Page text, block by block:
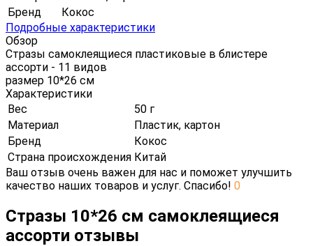
Бренд
Кокос
Подробные характеристики
Обзор
Стразы самоклеящиеся пластиковые в блистере
ассорти - 11 видов
размер 10*26 см
Характеристики
Вес
50 г
Материал
Пластик, картон
Бренд
Кокос
Страна происхождения Китай
Ваш отзыв очень важен для нас и поможет улучшить
качество наших товаров и услуг. Спасибо! 0
Стразы 10*26 см самоклеящиеся
ассорти отзывы